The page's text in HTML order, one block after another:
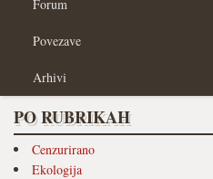
Forum
Povezave
Arhivi
PO RUBRIKAH
Cenzurirano
Ekologija